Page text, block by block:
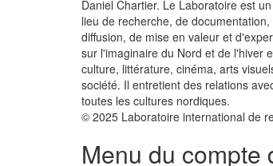
Daniel Chartier. Le Laboratoire est un
lieu de recherche, de documentation,
diffusion, de mise en valeur et
sur l'imaginaire du Nord et de l'hiver
culture, littérature, cinéma, arts
société. Il entretient des relations
toutes les cultures nordiques.
© 2025 Laboratoire international de
Menu du compte